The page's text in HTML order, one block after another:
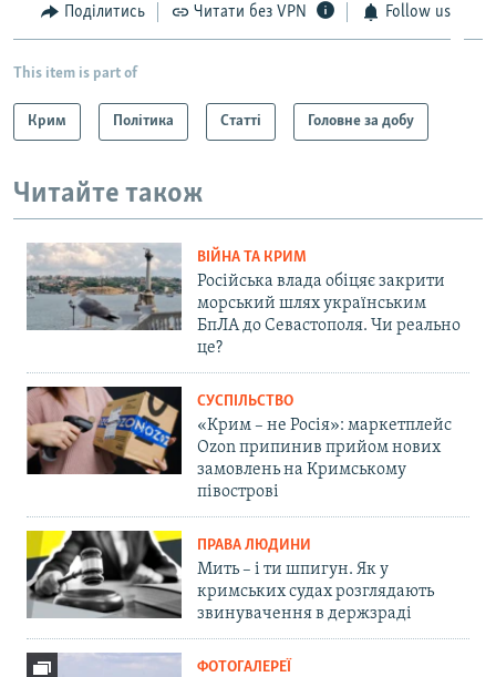
Поділитись Читати без VPN Follow us
This item is part of
Крим Політика Статті Головне за добу
Читайте також
ВІЙНА ТА КРИМ
Російська влада обіцяє закрити
морський шлях українським
БпЛА до Севастополя. Чи реально
це?
СУСПІЛЬСТВО
«Крим – не Росія»: маркетплейс
Ozon припинив прийом нових
замовлень на Кримському
півострові
ПРАВА ЛЮДИНИ
Мить – і ти шпигун. Як у
кримських судах розглядають
звинувачення в держзраді
ФОТОГАЛЕРЕЇ